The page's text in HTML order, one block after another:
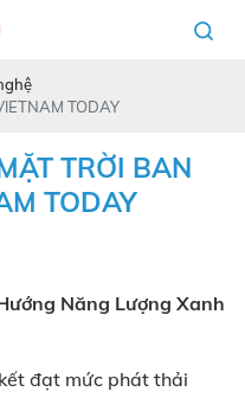
TODAY
TRỜI BAN
TODAY
Năng Lượng Xanh
đạt mức phát thải